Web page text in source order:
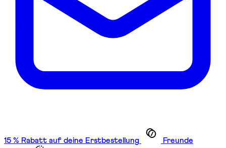
15 % Rabatt auf deine Erstbestellung
Freunde